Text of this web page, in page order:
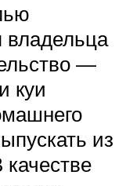
владельца
—
куи
из